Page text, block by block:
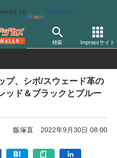
by Translate
検索 Impressサイト
トラップ
プ、シボ/スウェード革の
ッド＆ブラックとブルー
飯塚直 2022年9月30日 08:00